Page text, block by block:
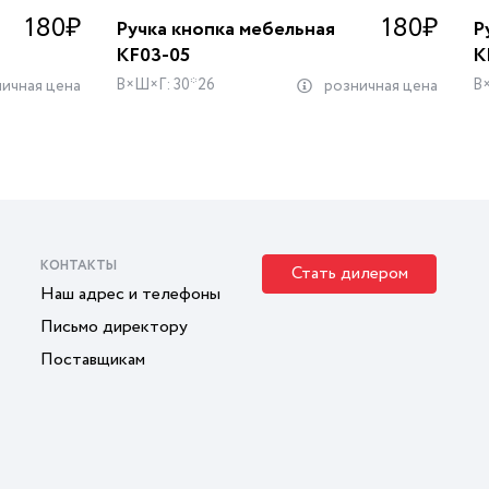
180₽
цена
Ручка кнопка мебельная
KF03-05
180₽
В×Ш×Г: 30*26 розничная цена
КОНТАКТЫ
Наш адрес и телефоны
Письмо директору
Поставщикам
Стать дилером